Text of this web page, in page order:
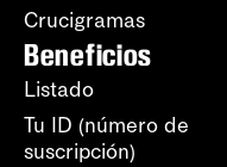
Crucigramas
Beneficios
Listado
Tu ID (número de
suscripción)